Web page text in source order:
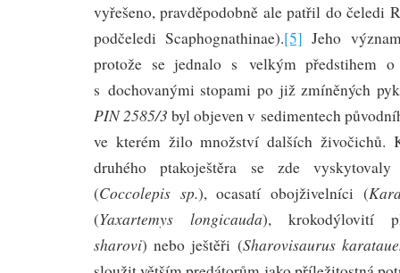
vyřešeno, pravděpodobně ale patřil do čeledi
podčeledi Scaphognathinae).[5] Jeho
protože se jednalo s velkým předstihem o
s dochovanými stopami po již zmíněných
PIN 2585/3 byl objeven v sedimentech
ve kterém žilo množství dalších živočichů.
druhého ptakoještěra se zde
(Coccolepis sp.), ocasatí obojživelníci (
(Yaxartemys longicauda), krokodýlovití
sharovi) nebo ještěři (Sharovisaurus